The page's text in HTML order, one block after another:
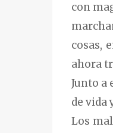
con
cosas,
ahora
Junto a
de vida
Los